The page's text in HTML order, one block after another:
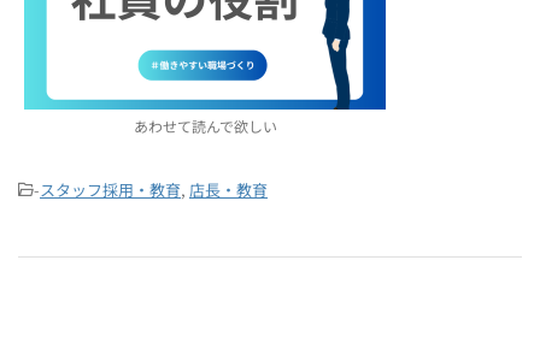
あわせて読んで欲しい
-スタッフ採用・教育, 店長・教育